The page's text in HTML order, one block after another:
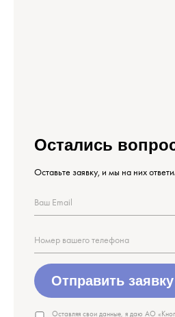
Остались
Оставьте заявку, и мы на них
Отправить заявку
Оставляя свои данные, я даю АО